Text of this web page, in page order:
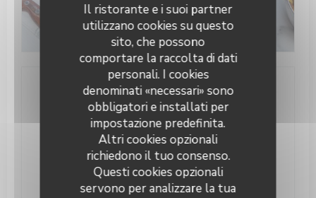
Il ristorante e i suoi partner
utilizzano cookies su questo
sito, che possono
comportare la raccolta di dati
personali. I cookies
denominati «necessari» sono
obbligatori e installati per
impostazione predefinita.
Altri cookies opzionali
richiedono il tuo consenso.
Questi cookies opzionali
servono per analizzare la tua
Informazioni pratiche
Cucina
Argentina
Servizi
Aria condizionata, Privatizzazioni, Terrazzo, Wifi